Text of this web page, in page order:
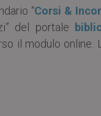
“Corsi &
del portale
il modulo online.